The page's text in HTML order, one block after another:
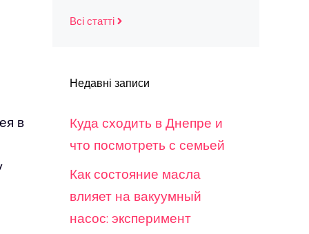
в
Всі статті
Недавні записи
Куда сходить в Днепре и
что посмотреть с семьей
Как состояние масла
влияет на вакуумный
насос: эксперимент